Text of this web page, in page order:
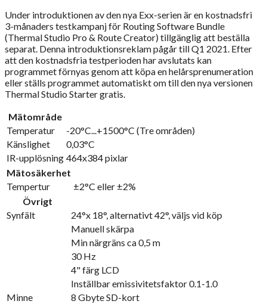
Under introduktionen av den nya Exx-serien är en kostnadsfri
3-månaders testkampanj för Routing Software Bundle
(Thermal Studio Pro & Route Creator) tillgänglig att beställa
separat. Denna introduktionsreklam pågår till Q1 2021. Efter
att den kostnadsfria testperioden har avslutats kan
programmet förnyas genom att köpa en helårsprenumeration
eller ställs programmet automatiskt om till den nya versionen
Thermal Studio Starter gratis.
Mätområde
Temperatur
-20°C...+1500°C (Tre områden)
Känslighet
0,03°C
IR-upplösning 464x384 pixlar
Mätosäkerhet
Tempertur
±2°C eller ±2%
Övrigt
Synfält
24°x 18°, alternativt 42°, väljs vid köp
Manuell skärpa
Min närgräns ca 0,5 m
30 Hz
4" färg LCD
Inställbar emissivitetsfaktor 0.1-1.0
Minne
8 Gbyte SD-kort